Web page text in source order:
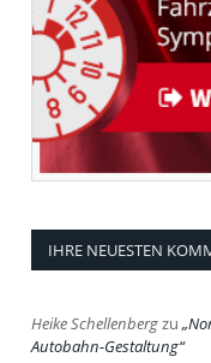
IHRE NEUESTEN
Heike Schellenbergzu
Autobahn-Gestaltung